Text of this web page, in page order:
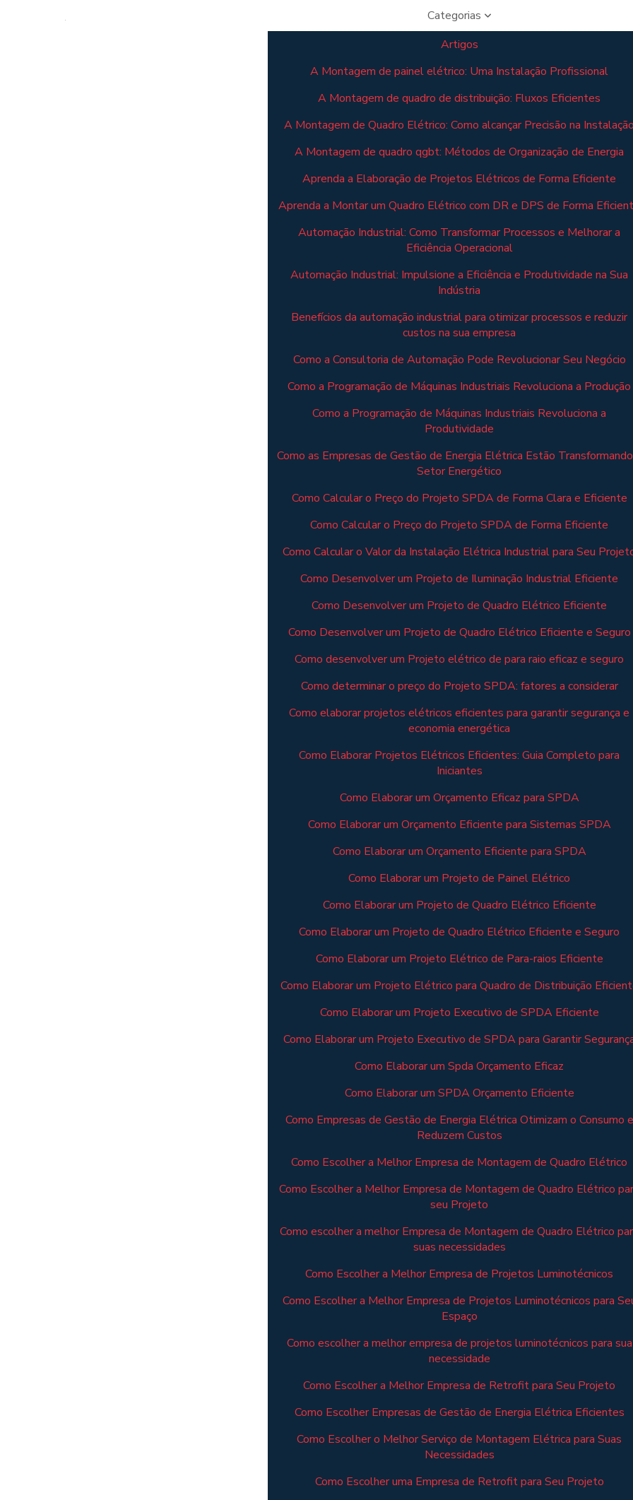
Categorias
Artigos
A Montagem de painel elétrico: Uma Instalação Profissional
A Montagem de quadro de distribuição: Fluxos Eficientes
A Montagem de Quadro Elétrico: Como alcançar Precisão na
A Montagem de quadro qgbt: Métodos de Organização de Energia
Aprenda a Elaboração de Projetos Elétricos de Forma Eficiente
Aprenda a Montar um Quadro Elétrico com DR e DPS de Forma
Automação Industrial: Como Transformar Processos e Melhorar a
Eficiência Operacional
Automação Industrial: Impulsione a Eficiência e Produtividade na Sua
Indústria
Benefícios da automação industrial para otimizar processos e reduzir
custos na sua empresa
Como a Consultoria de Automação Pode Revolucionar Seu Negócio
Como a Programação de Máquinas Industriais Revoluciona a Produção
Como a Programação de Máquinas Industriais Revoluciona a
Produtividade
Como as Empresas de Gestão de Energia Elétrica Estão
Setor Energético
Como Calcular o Preço do Projeto SPDA de Forma Clara e Eficiente
Como Calcular o Preço do Projeto SPDA de Forma Eficiente
Como Calcular o Valor da Instalação Elétrica Industrial para Seu
Como Desenvolver um Projeto de Iluminação Industrial Eficiente
Como Desenvolver um Projeto de Quadro Elétrico Eficiente
Como Desenvolver um Projeto de Quadro Elétrico Eficiente e Seguro
Como desenvolver um Projeto elétrico de para raio eficaz e seguro
Como determinar o preço do Projeto SPDA: fatores a considerar
Como elaborar projetos elétricos eficientes para garantir segurança e
economia energética
Como Elaborar Projetos Elétricos Eficientes: Guia Completo para
Iniciantes
Como Elaborar um Orçamento Eficaz para SPDA
Como Elaborar um Orçamento Eficiente para Sistemas SPDA
Como Elaborar um Orçamento Eficiente para SPDA
Como Elaborar um Projeto de Painel Elétrico
Como Elaborar um Projeto de Quadro Elétrico Eficiente
Como Elaborar um Projeto de Quadro Elétrico Eficiente e Seguro
Como Elaborar um Projeto Elétrico de Para-raios Eficiente
Como Elaborar um Projeto Elétrico para Quadro de Distribuição
Como Elaborar um Projeto Executivo de SPDA Eficiente
Como Elaborar um Projeto Executivo de SPDA para Garantir
Como Elaborar um Spda Orçamento Eficaz
Como Elaborar um SPDA Orçamento Eficiente
Como Empresas de Gestão de Energia Elétrica Otimizam o Consumo e
Reduzem Custos
Como Escolher a Melhor Empresa de Montagem de Quadro Elétrico
Como Escolher a Melhor Empresa de Montagem de Quadro Elétrico
seu Projeto
Como escolher a melhor Empresa de Montagem de Quadro Elétrico
suas necessidades
Como Escolher a Melhor Empresa de Projetos Luminotécnicos
Como Escolher a Melhor Empresa de Projetos Luminotécnicos para
Espaço
Como escolher a melhor empresa de projetos luminotécnicos para sua
necessidade
Como Escolher a Melhor Empresa de Retrofit para Seu Projeto
Como Escolher Empresas de Gestão de Energia Elétrica Eficientes
Como Escolher o Melhor Serviço de Montagem Elétrica para Suas
Necessidades
Como Escolher uma Empresa de Retrofit para Seu Projeto